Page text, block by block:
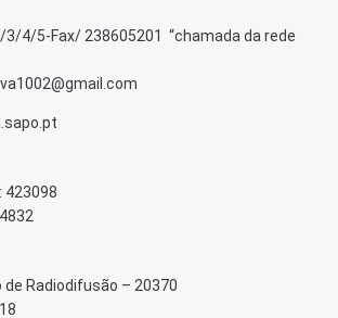
4/5-Fax/ 238605201 “chamada da rede
423098
de Radiodifusão – 20370